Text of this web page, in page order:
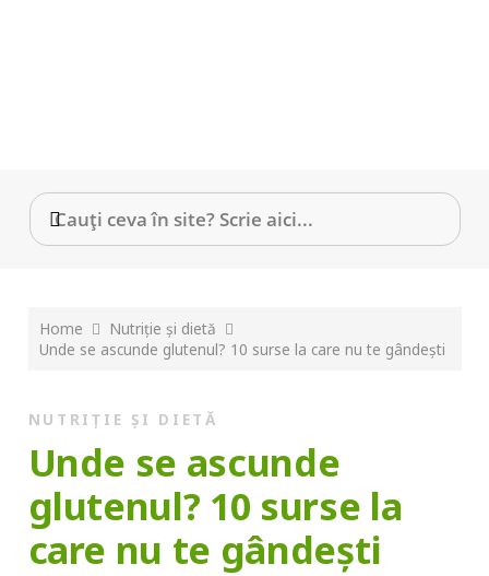
Home
Nutriție și dietă
Unde se ascunde glutenul? 10 surse la care nu te gândești
NUTRIȚIE ȘI DIETĂ
Unde se ascunde
glutenul? 10 surse la
care nu te gândești